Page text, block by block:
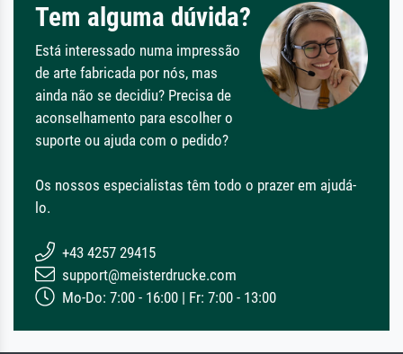
Tem alguma dúvida?
Está interessado numa impressão
de arte fabricada por nós, mas
ainda não se decidiu? Precisa de
aconselhamento para escolher o
suporte ou ajuda com o pedido?
Os nossos especialistas têm todo o prazer em ajudá-
lo.
+43 4257 29415
support@meisterdrucke.com
Mo-Do: 7:00 - 16:00 | Fr: 7:00 - 13:00